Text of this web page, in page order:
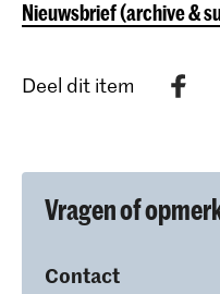
Nieuwsbrief (archive &
Deel dit item
Vragen of
Contact